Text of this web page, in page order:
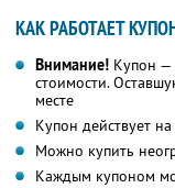
КАК РАБОТАЕТ
Внимание! Купон —
стоимости.
месте
Купон действует
Можно купить
Каждым купоном